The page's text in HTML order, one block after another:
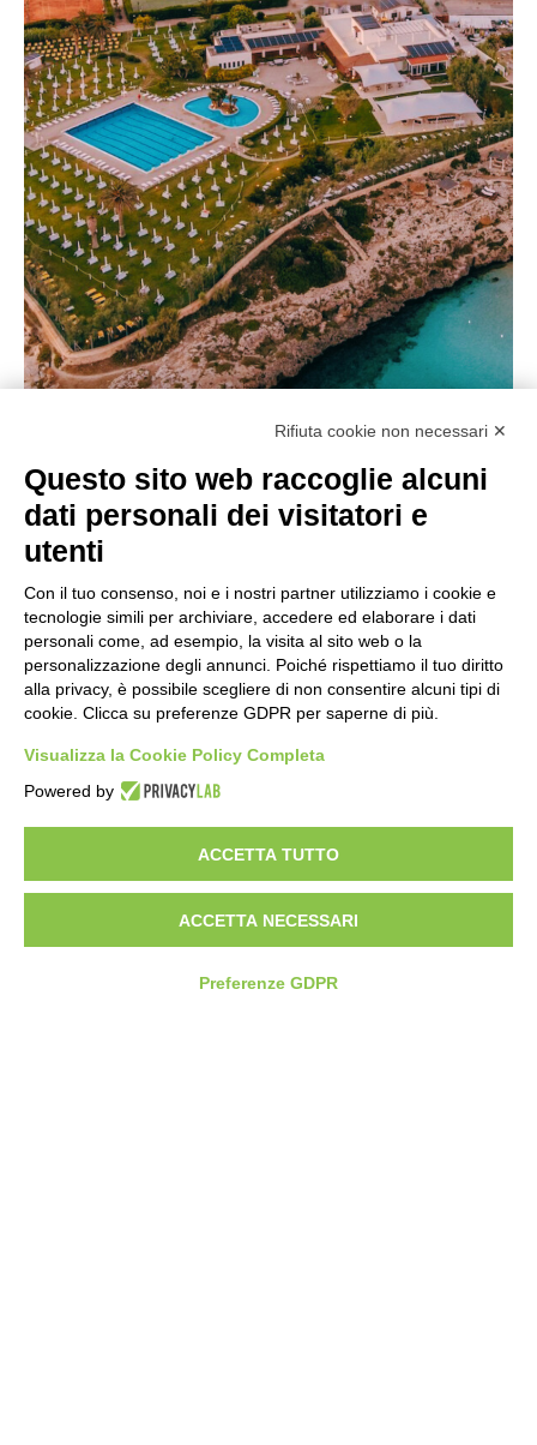
Febbraio 17, 2026
Canneto Beach investe in
sostenibilità ed energia del futuro
News
Read More
Rifiuta cookie non necessari ✕
Questo sito web raccoglie alcuni
dati personali dei visitatori e
utenti
Con il tuo consenso, noi e i nostri partner utilizziamo i cookie e
tecnologie simili per archiviare, accedere ed elaborare i dati
personali come, ad esempio, la visita al sito web o la
personalizzazione degli annunci. Poiché rispettiamo il tuo diritto
alla privacy, è possibile scegliere di non consentire alcuni tipi di
cookie. Clicca su preferenze GDPR per saperne di più.
Visualizza la Cookie Policy Completa
Powered by
ACCETTA TUTTO
ACCETTA NECESSARI
Preferenze GDPR